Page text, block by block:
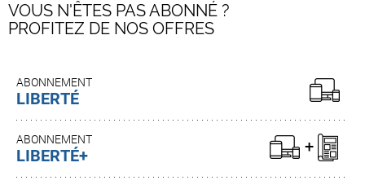
VOUS N'ÊTES PAS ABONNÉ ?
PROFITEZ DE NOS OFFRES
ABONNEMENT
LIBERTÉ
ABONNEMENT
LIBERTÉ+